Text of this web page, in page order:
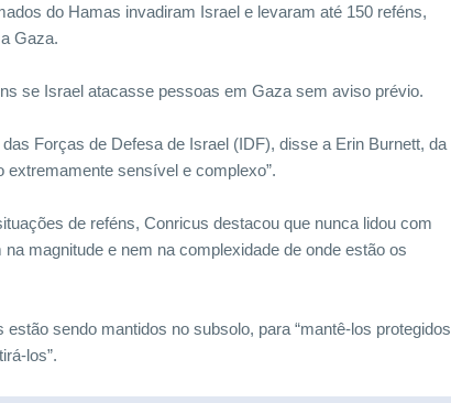
do Hamas invadiram Israel e levaram até 150 reféns,
Gaza.
se Israel atacasse pessoas em Gaza sem aviso prévio.
Forças de Defesa de Israel (IDF), disse a Erin Burnett, da
sensível e complexo”.
de reféns, Conricus destacou que nunca lidou com
magnitude e nem na complexidade de onde estão os
sendo mantidos no subsolo, para “mantê-los protegidos
los”.